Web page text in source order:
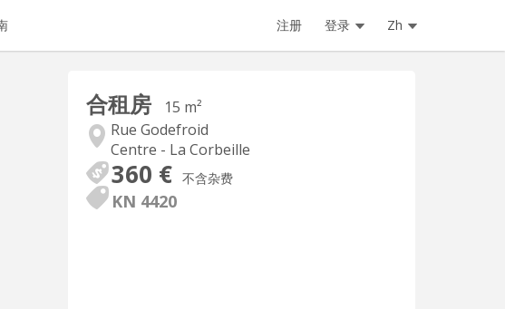
注册 登录 Zh
合租房
15 m²
Rue Godefroid
Centre - La Corbeille
360 € 不含杂费
KN 4420